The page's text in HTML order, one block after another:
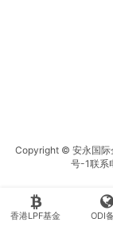
Copyright © 安永国际
号-1联系
香港LPF基金 ODI